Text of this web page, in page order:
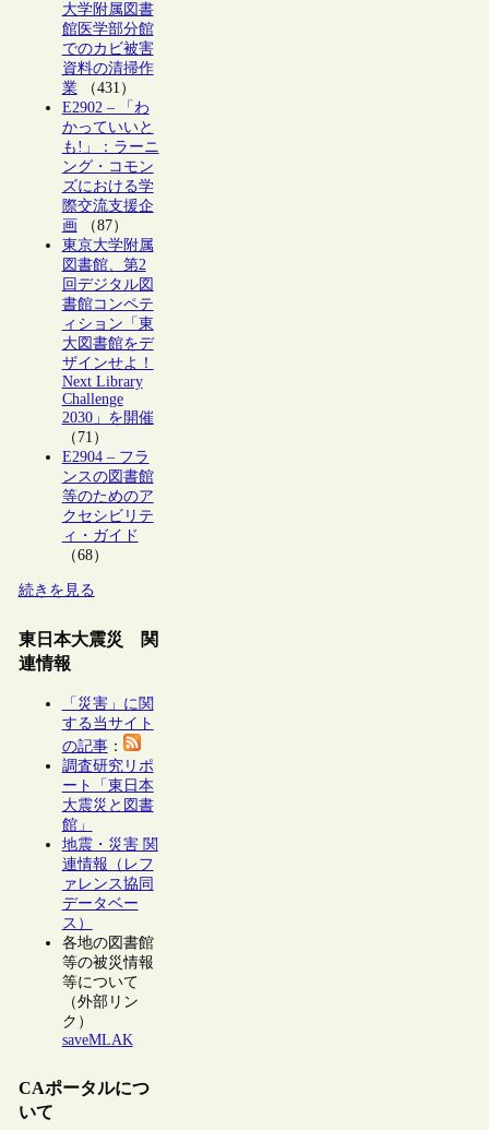
大学附属図書
館医学部分館
でのカビ被害
資料の清掃作
業（431）
E2902 – 「わ
かっていいと
も!」：ラーニ
ング・コモン
ズにおける学
際交流支援企
画 （87）
東京大学附属
図書館、第2
回デジタル図
書館コンペテ
ィション「東
大図書館をデ
ザインせよ！
Next Library
Challenge
2030」を開催
（71）
E2904 – フラ
ンスの図書館
等のためのア
クセシビリテ
ィ・ガイド
（68）
続きを見る
東日本大震災 関
連情報
「災害」に関
する当サイト
の記事：
調査研究リポ
ート「東日本
大震災と図書
館」
地震・災害 関
連情報（レフ
ァレンス協同
データベー
ス）
各地の図書館
等の被災情報
等について
（外部リン
ク）
saveMLAK
CAポータルにつ
いて